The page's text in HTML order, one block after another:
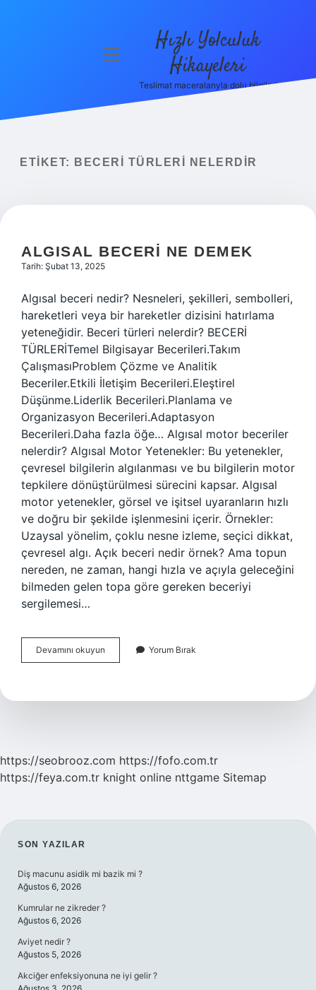
menüyü
Hızlı Yolculuk
Hikayeleri
Teslimat maceralarıyla dolu bilgiler!
ETIKET: BECERI TÜRLERI NELERDIR
ALGISAL BECERI NE DEMEK
Tarih: Şubat 13, 2025
Algısal beceri nedir? Nesneleri, şekilleri, sembolleri,
hareketleri veya bir hareketler dizisini hatırlama
yeteneğidir. Beceri türleri nelerdir? BECERİ
TÜRLERİTemel Bilgisayar Becerileri.Takım
ÇalışmasıProblem Çözme ve Analitik
Beceriler.Etkili İletişim Becerileri.Eleştirel
Düşünme.Liderlik Becerileri.Planlama ve
Organizasyon Becerileri.Adaptasyon
Becerileri.Daha fazla öğe… Algısal motor beceriler
nelerdir? Algısal Motor Yetenekler: Bu yetenekler,
çevresel bilgilerin algılanması ve bu bilgilerin motor
tepkilere dönüştürülmesi sürecini kapsar. Algısal
motor yetenekler, görsel ve işitsel uyaranların hızlı
ve doğru bir şekilde işlenmesini içerir. Örnekler:
Uzaysal yönelim, çoklu nesne izleme, seçici dikkat,
çevresel algı. Açık beceri nedir örnek? Ama topun
nereden, ne zaman, hangi hızla ve açıyla geleceğini
bilmeden gelen topa göre gereken beceriyi
sergilemesi…
Devamını okuyun
Beceri
Yorum Bırak
https://seobrooz.com https://fofo.com.tr
https://feya.com.tr knight online nttgame Sitemap
SIDEBAR
SON YAZILAR
Diş macunu asidik mi bazik mi ?
Ağustos 6, 2026
Kumrular ne zikreder ?
Ağustos 6, 2026
Aviyet nedir ?
Ağustos 5, 2026
Akciğer enfeksiyonuna ne iyi gelir ?